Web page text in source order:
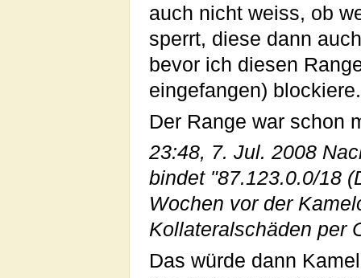
auch nicht weiss, ob
sperrt, diese dann
bevor ich diesen
eingefangen) blockiere.
Der Range war schon
23:48, 7. Jul. 2008
bindet "87.123.0.0/18
Wochen vor der
Kollateralschäden per
Das würde dann